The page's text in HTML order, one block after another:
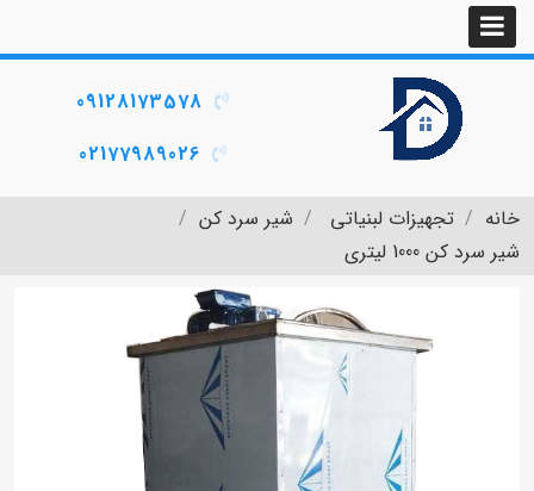
09128173578
02177989026
خانه تجهیزات لبنیاتی
شیر سرد کن
شیر سرد کن 1000 لیتری